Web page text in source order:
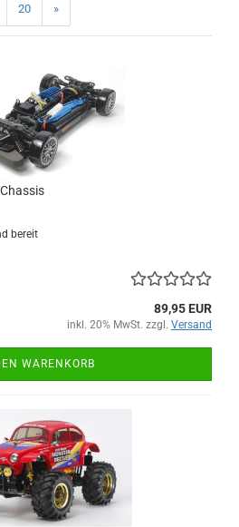
20 »
bereit
89,95 EUR
inkl. 20% MwSt. zzgl. Versand
WARENKORB